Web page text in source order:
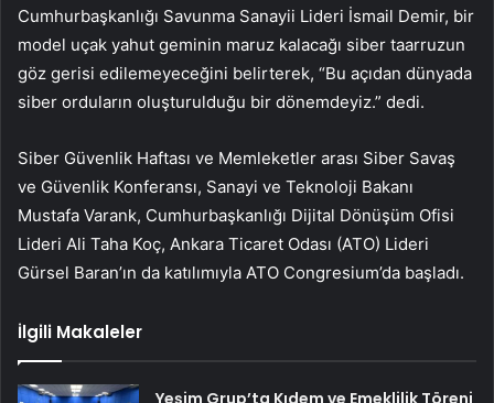
Cumhurbaşkanlığı Savunma Sanayii Lideri İsmail Demir, bir
model uçak yahut geminin maruz kalacağı siber taarruzun
göz gerisi edilemeyeceğini belirterek, “Bu açıdan dünyada
siber orduların oluşturulduğu bir dönemdeyiz.” dedi.
Siber Güvenlik Haftası ve Memleketler arası Siber Savaş
ve Güvenlik Konferansı, Sanayi ve Teknoloji Bakanı
Mustafa Varank, Cumhurbaşkanlığı Dijital Dönüşüm Ofisi
Lideri Ali Taha Koç, Ankara Ticaret Odası (ATO) Lideri
Gürsel Baran’ın da katılımıyla ATO Congresium’da başladı.
İlgili Makaleler
Yeşim Grup’ta Kıdem ve Emeklilik Töreni